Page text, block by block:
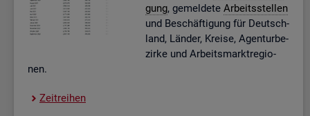
gung, ge­mel­de­te Ar­beits­stel­len
und Be­schäf­ti­gung für Deutsch­
land, Län­der, Krei­se, Agen­tur­be­
zir­ke und Ar­beits­markt­re­gio­
nen.
Zeit­rei­hen